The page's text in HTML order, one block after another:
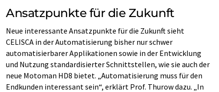
Ansatzpunkte für die Zukunft
Neue interessante Ansatzpunkte für die Zukunft sieht
CELISCA in der Automatisierung bisher nur schwer
automatisierbarer Applikationen sowie in der Entwicklung
und Nutzung standardisierter Schnittstellen, wie sie auch der
neue Motoman HD8 bietet. „Automatisierung muss für den
Endkunden interessant sein“, erklärt Prof. Thurow dazu. „In